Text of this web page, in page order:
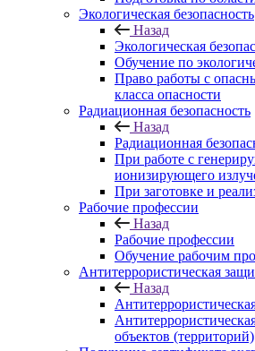
Экологическая безопасность
Назад
Экологическая
Обучение по
Право работы с
класса опасности
Радиационная безопасность
Назад
Радиационная
При работе с
ионизирующего
При заготовке и
Рабочие профессии
Назад
Рабочие профессии
Обучение рабочим
Антитеррористическая
Назад
объектов (территорий)